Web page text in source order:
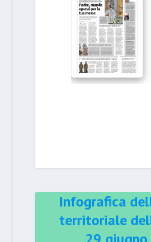
Infografica
territoriale